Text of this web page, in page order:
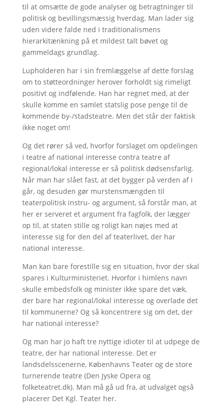
til at omsætte de gode analyser og betragtninger til
politisk og bevillingsmæssig hverdag. Man lader sig
uden videre falde ned i traditionalismens
hierarkitænkning på et mildest talt bøvet og
gammeldags grundlag.
Lupholderen har i sin fremlæggelse af dette forslag
om to støtteordninger herover forholdt sig rimeligt
positivt og indfølende. Han har regnet med, at der
skulle komme en samlet statslig pose penge til de
kommende by-/stadsteatre. Men det står der faktisk
ikke noget om!
Og det rører så ved, hvorfor forslaget om opdelingen
i teatre af national interesse contra teatre af
regional/lokal interesse er så politisk dødsensfarlig.
Når man har slået fast, at det bygger på verden af i
går, og desuden gør murstensmængden til
teaterpolitisk instru- og argument, så forstår man, at
her er serveret et argument fra fagfolk, der lægger
op til, at staten stille og roligt kan nøjes med at
interesse sig for den del af teaterlivet, der har
national interesse.
Man kan bare forestille sig en situation, hvor der skal
spares i Kulturministeriet. Hvorfor i himlens navn
skulle embedsfolk og minister ikke spare det væk,
der bare har regional/lokal interesse og overlade det
til kommunerne? Og så koncentrere sig om det, der
har national interesse?
Og man har jo haft tre nyttige idioter til at udpege de
teatre, der har national interesse. Det er
landsdelsscenerne, Københavns Teater og de store
turnerende teatre (Den Jyske Opera og
folketeatret.dk). Man må gå ud fra, at udvalget også
placerer Det Kgl. Teater her.